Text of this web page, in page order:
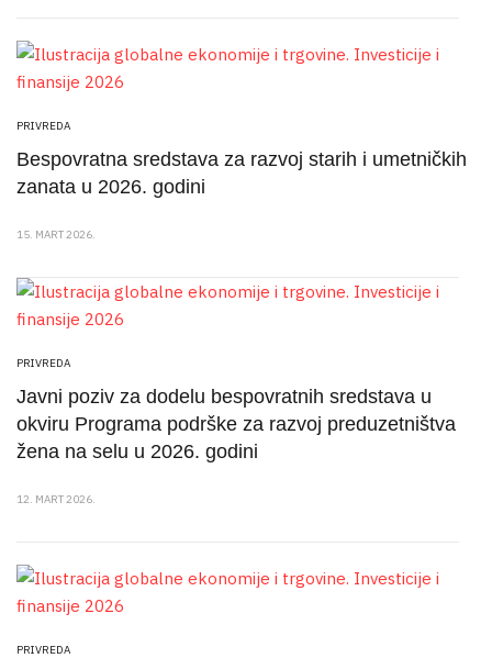
PRIVREDA
Bespovratna sredstava za razvoj starih i umetničkih
zanata u 2026. godini
15. MART 2026.
PRIVREDA
Javni poziv za dodelu bespovratnih sredstava u
okviru Programa podrške za razvoj preduzetništva
žena na selu u 2026. godini
12. MART 2026.
PRIVREDA